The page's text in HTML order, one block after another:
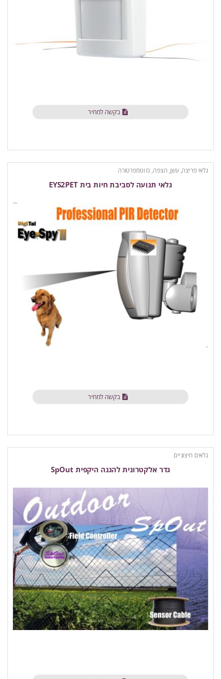
בקשה למחיר
גלאי פריצה, עשן, הצפה, גז וטמפרטורה
גלאי תנועה לסביבת חיות בית EYS2PET
בקשה למחיר
גלאים חיצוניים
גדר אלקטרונית להגנה היקפית SpOut